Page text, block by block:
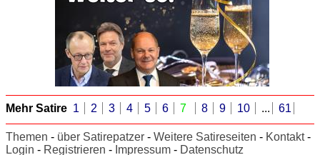
Mehr Satire 1 2 3 4 5 6 7 8 9 10 ... 61
Themen - über Satirepatzer - Weitere Satireseiten - Kontakt-
Login - Registrieren - Impressum - Datenschutz